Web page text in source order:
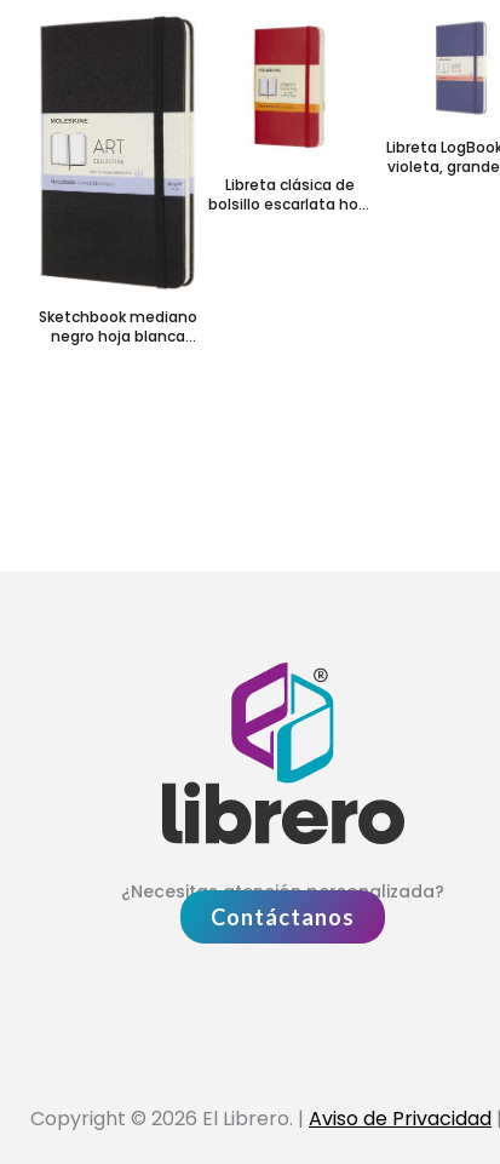
Sketchbook mediano
negro hoja blanca
Libreta clásica de
bolsillo escarlata hoja
Libreta
violeta,
¿Necesitas atención personalizada?
Contáctanos
Copyright © 2026 El Librero. | Aviso de Privacidad |